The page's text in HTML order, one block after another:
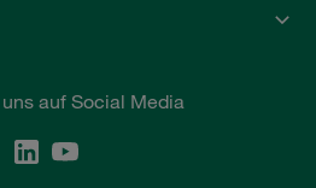
auf Social Media